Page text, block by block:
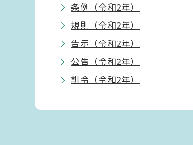
条例（令和2年）
規則（令和2年）
告示（令和2年）
公告（令和2年）
訓令（令和2年）